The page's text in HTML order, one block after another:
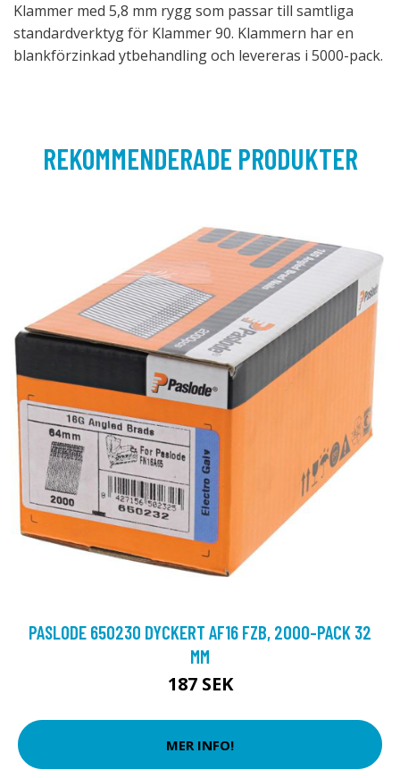
Klammer med 5,8 mm rygg som passar till samtliga
standardverktyg för Klammer 90. Klammern har en
blankförzinkad ytbehandling och levereras i 5000-pack.
REKOMMENDERADE PRODUKTER
PASLODE 650230 DYCKERT AF16 FZB, 2000-PACK 32
MM
187 SEK
MER INFO!